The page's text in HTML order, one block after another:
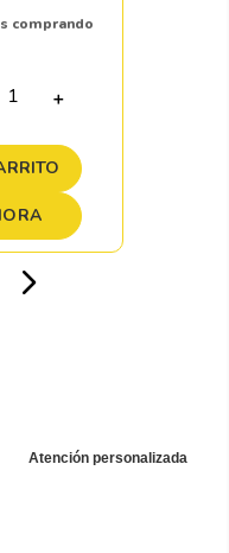
comprando
＋
Atención personalizada